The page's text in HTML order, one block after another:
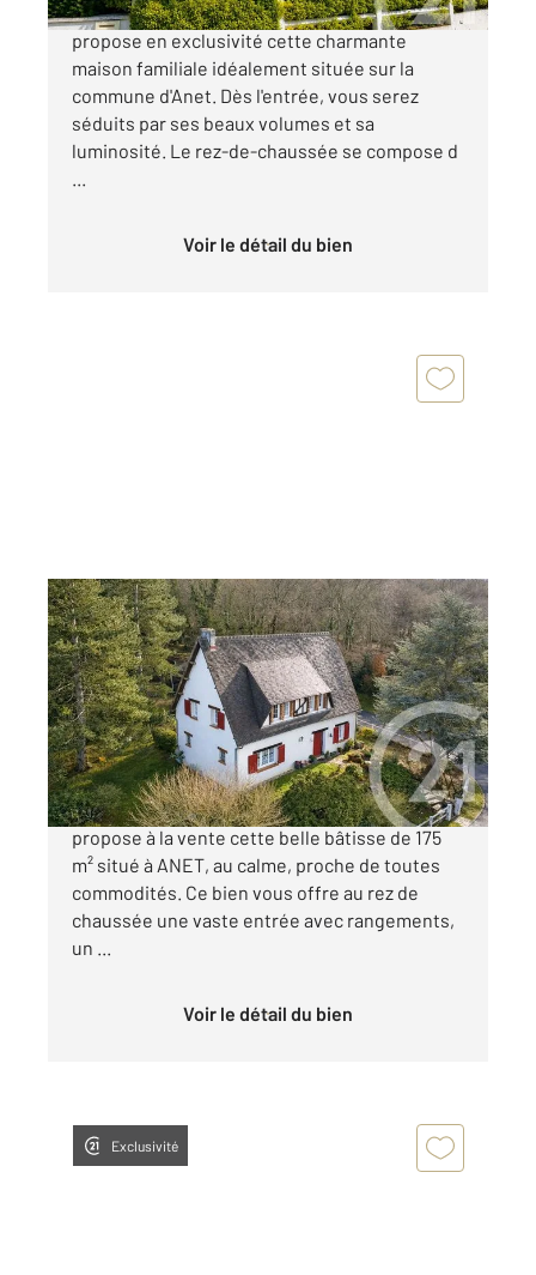
CENTURY 21 Agence de Diane à ANET vous
propose en exclusivité cette charmante
maison familiale idéalement située sur la
commune d'Anet. Dès l'entrée, vous serez
séduits par ses beaux volumes et sa
luminosité. Le rez-de-chaussée se compose d
...
Voir le détail du bien
ANET 28
185,30 m2, 7 pièces
Ref : 2523
Maison à vendre
349 900 €
CENTURY 21 Agence de Diane Anet vous
propose à la vente cette belle bâtisse de 175
m² situé à ANET, au calme, proche de toutes
commodités. Ce bien vous offre au rez de
chaussée une vaste entrée avec rangements,
un ...
Voir le détail du bien
Exclusivité